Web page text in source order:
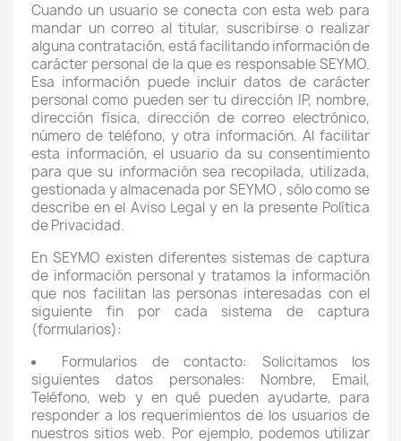
Cuando un usuario se conecta con esta web para
mandar un correo al titular, suscribirse o realizar
alguna contratación, está facilitando información de
carácter personal de la que es responsable SEYMO.
Esa información puede incluir datos de carácter
personal como pueden ser tu dirección IP, nombre,
dirección física, dirección de correo electrónico,
número de teléfono, y otra información. Al facilitar
esta información, el usuario da su consentimiento
para que su información sea recopilada, utilizada,
gestionada y almacenada por SEYMO , sólo como se
describe en el Aviso Legal y en la presente Política
de Privacidad.
En SEYMO existen diferentes sistemas de captura
de información personal y tratamos la información
que nos facilitan las personas interesadas con el
siguiente fin por cada sistema de captura
(formularios):
Formularios de contacto: Solicitamos los
siguientes datos personales: Nombre, Email,
Teléfono, web y en qué pueden ayudarte, para
responder a los requerimientos de los usuarios de
nuestros sitios web. Por ejemplo, podemos utilizar